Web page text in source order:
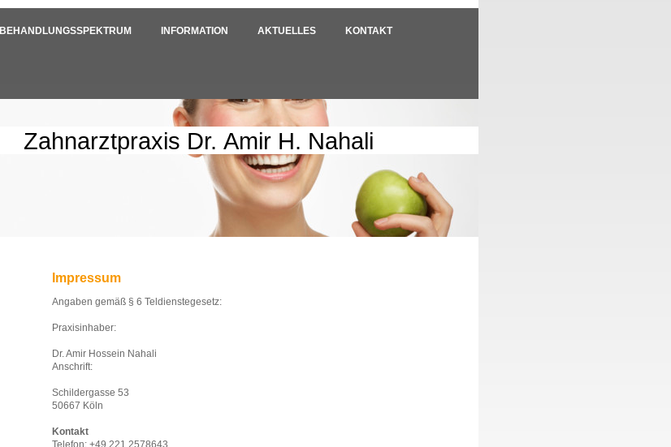
BEHANDLUNGSSPEKTRUM INFORMATION AKTUELLES KONTAKT
Zahnarztpraxis Dr. Amir H. Nahali
Impressum
Angaben gemäß § 6 Teldienstegesetz:
Praxisinhaber:
Dr. Amir Hossein Nahali
Anschrift:
Schildergasse 53
50667 Köln
Kontakt
Telefon: +49 221 2578643